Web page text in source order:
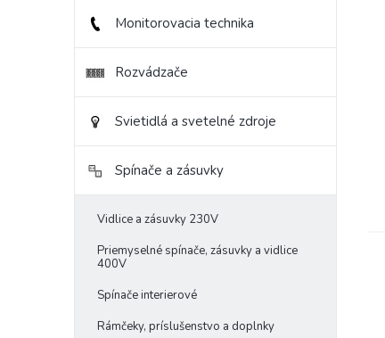
Monitorovacia technika
Rozvádzače
Svietidlá a svetelné zdroje
Spínače a zásuvky
Vidlice a zásuvky 230V
Priemyselné spínače, zásuvky a vidlice
400V
Spínače interierové
Rámčeky, príslušenstvo a doplnky